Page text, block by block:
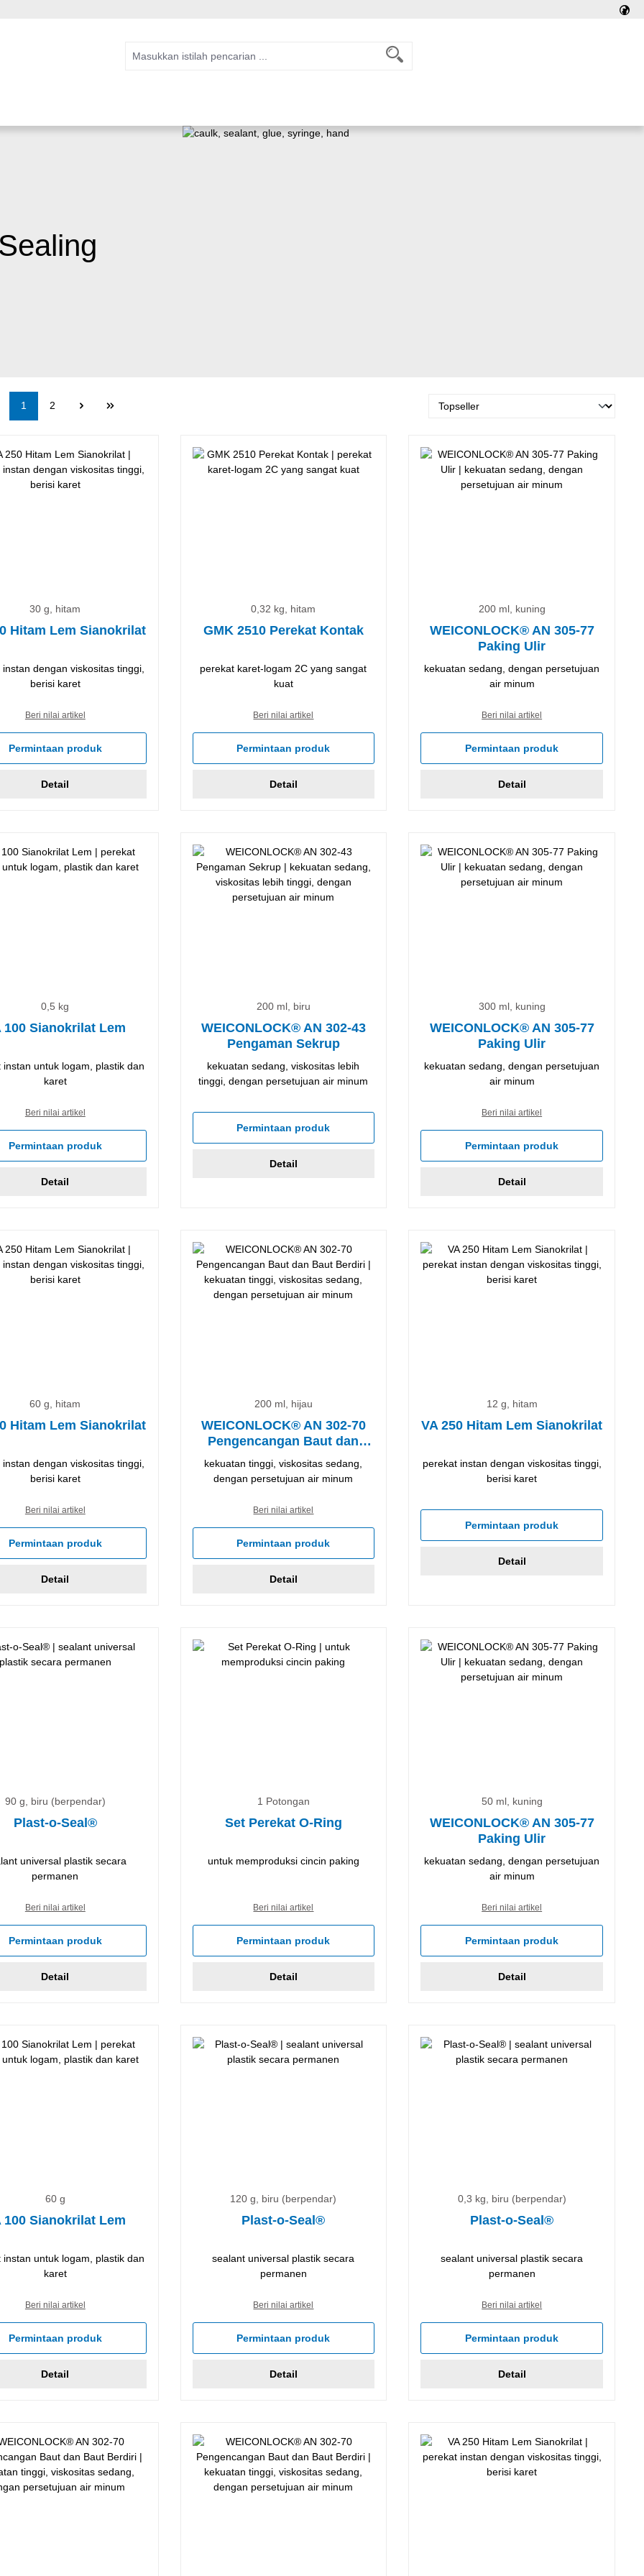
Halaman
1 Halaman
2
30 g, hitam
Hitam Lem Sianokrilat
dengan viskositas tinggi,
berisi karet
Beri nilai artikel
Permintaan produk
Detail
0,32 kg, hitam
GMK 2510 Perekat Kontak
perekat karet-logam 2C yang sangat
kuat
Beri nilai artikel
Permintaan produk
Detail
200 ml, kuning
WEICONLOCK® AN 305-77
Paking Ulir
kekuatan sedang, dengan persetujuan
air minum
Beri nilai artikel
Permintaan produk
Detail
0,5 kg
100 Sianokrilat Lem
instan untuk logam, plastik dan
karet
Beri nilai artikel
Permintaan produk
Detail
200 ml, biru
WEICONLOCK® AN 302-43
Pengaman Sekrup
kekuatan sedang, viskositas lebih
tinggi, dengan persetujuan air minum
Permintaan produk
Detail
300 ml, kuning
WEICONLOCK® AN 305-77
Paking Ulir
kekuatan sedang, dengan persetujuan
air minum
Beri nilai artikel
Permintaan produk
Detail
60 g, hitam
Hitam Lem Sianokrilat
dengan viskositas tinggi,
berisi karet
Beri nilai artikel
Permintaan produk
Detail
200 ml, hijau
WEICONLOCK® AN 302-70
Pengencangan Baut dan
Baut Berdiri
kekuatan tinggi, viskositas sedang,
dengan persetujuan air minum
Beri nilai artikel
Permintaan produk
Detail
12 g, hitam
VA 250 Hitam Lem Sianokrilat
perekat instan dengan viskositas tinggi,
berisi karet
Permintaan produk
Detail
90 g, biru (berpendar)
Plast-o-Seal®
universal plastik secara
permanen
Beri nilai artikel
Permintaan produk
Detail
1 Potongan
Set Perekat O-Ring
untuk memproduksi cincin paking
Beri nilai artikel
Permintaan produk
Detail
50 ml, kuning
WEICONLOCK® AN 305-77
Paking Ulir
kekuatan sedang, dengan persetujuan
air minum
Beri nilai artikel
Permintaan produk
Detail
60 g
100 Sianokrilat Lem
instan untuk logam, plastik dan
karet
Beri nilai artikel
Permintaan produk
Detail
120 g, biru (berpendar)
Plast-o-Seal®
sealant universal plastik secara
permanen
Beri nilai artikel
Permintaan produk
Detail
0,3 kg, biru (berpendar)
Plast-o-Seal®
sealant universal plastik secara
permanen
Beri nilai artikel
Permintaan produk
Detail